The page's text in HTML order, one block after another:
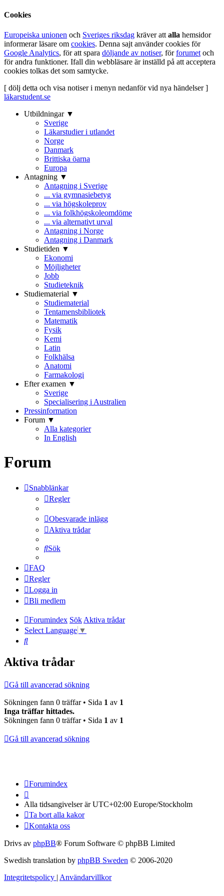
Cookies
Europeiska unionen och Sveriges riksdag kräver att alla hemsidor
informerar läsare om cookies. Denna sajt använder cookies för
Google Analytics, för att spara döljande av notiser, förforumet och
för andra funktioner. Ifall din webbläsare är inställd på att acceptera
cookies tolkas det som samtycke.
[ dölj detta och visa notiser i menyn nedanför vid nya händelser ]
läkarstudent.se
Utbildningar ▼
Sverige
Läkarstudier i utlandet
Norge
Danmark
Brittiska öarna
Europa
Antagning ▼
Antagning i Sverige
... via gymnasiebetyg
... via högskoleprov
... via folkhögskoleomdöme
... via alternativt urval
Antagning i Norge
Antagning i Danmark
Studietiden ▼
Ekonomi
Möjligheter
Jobb
Studieteknik
Studiematerial ▼
Studiematerial
Tentamensbibliotek
Matematik
Fysik
Kemi
Latin
Folkhälsa
Anatomi
Farmakologi
Efter examen ▼
Sverige
Specialisering i Australien
Pressinformation
Forum ▼
Alla kategorier
In English
Forum
Snabblänkar
Regler
Obesvarade inlägg
Aktiva trådar
Sök
FAQ
Regler
Logga in
Bli medlem
Forumindex SökAktiva trådar
Select Language ▼
Sök
Aktiva trådar
Gå till avancerad sökning
Sökningen fann 0 träffar • Sida 1 av 1
Inga träffar hittades.
Sökningen fann 0 träffar • Sida 1 av 1
Gå till avancerad sökning
Forumindex
Alla tidsangivelser är UTC+02:00 Europe/Stockholm
Ta bort alla kakor
Kontakta oss
Drivs av phpBB® Forum Software © phpBB Limited
Swedish translation by phpBB Sweden © 2006-2020
Integritetspolicy | Användarvillkor